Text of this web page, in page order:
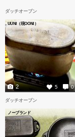
ダッチオーブン
UUNI（現OONI）
5 0
2
ダッチオーブン
ノーブランド